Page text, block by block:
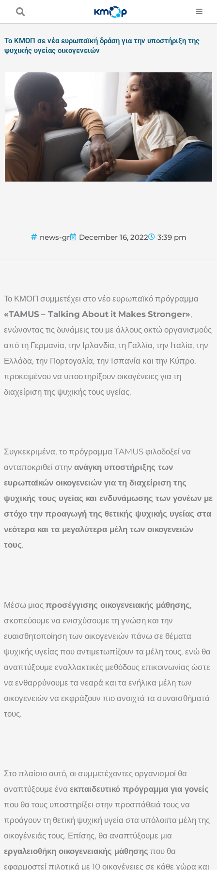
Το ΚΜΟΠ σε νέα ευρωπαϊκή δράση για την υποστήριξη της
ψυχικής υγείας οικογενειών
news-gr December 16, 2022 3:39 pm
Το ΚΜΟΠ συμμετέχει στο νέο ευρωπαϊκό πρόγραμμα
«TAMUS – Talking About it Makes Stronger»,
ενώνοντας τις δυνάμεις του με άλλους οκτώ οργανισμούς
από τη Γερμανία, την Ιρλανδία, τη Γαλλία, την Ιταλία, την
Ελλάδα, την Πορτογαλία, την Ισπανία και την Κύπρο,
προκειμένου να υποστηρίξουν οικογένειες για τη
διαχείριση της ψυχικής τους υγείας.
Συγκεκριμένα, το πρόγραμμα TAMUS φιλοδοξεί να
ανταποκριθεί στην ανάγκη υποστήριξης των
ευρωπαϊκών οικογενειών για τη διαχείριση της
ψυχικής τους υγείας και ενδυνάμωσης των γονέων με
στόχο την προαγωγή της θετικής ψυχικής υγείας στα
νεότερα και τα μεγαλύτερα μέλη των οικογενειών
τους.
Μέσω μιας προσέγγισης οικογενειακής μάθησης,
σκοπεύουμε να ενισχύσουμε τη γνώση και την
ευαισθητοποίηση των οικογενειών πάνω σε θέματα
ψυχικής υγείας που αντιμετωπίζουν τα μέλη τους, ενώ θα
αναπτύξουμε εναλλακτικές μεθόδους επικοινωνίας ώστε
να ενθαρρύνουμε τα νεαρά και τα ενήλικα μέλη των
οικογενειών να εκφράζουν πιο ανοιχτά τα συναισθήματά
τους.
Στο πλαίσιο αυτό, οι συμμετέχοντες οργανισμοί θα
αναπτύξουμε ένα εκπαιδευτικό πρόγραμμα για γονείς
που θα τους υποστηρίξει στην προσπάθειά τους να
προάγουν τη θετική ψυχική υγεία στα υπόλοιπα μέλη της
οικογένειάς τους. Επίσης, θα αναπτύξουμε μια
εργαλειοθήκη οικογενειακής μάθησης που θα
εφαρμοστεί πιλοτικά με 10 οικογένειες σε κάθε χώρα και